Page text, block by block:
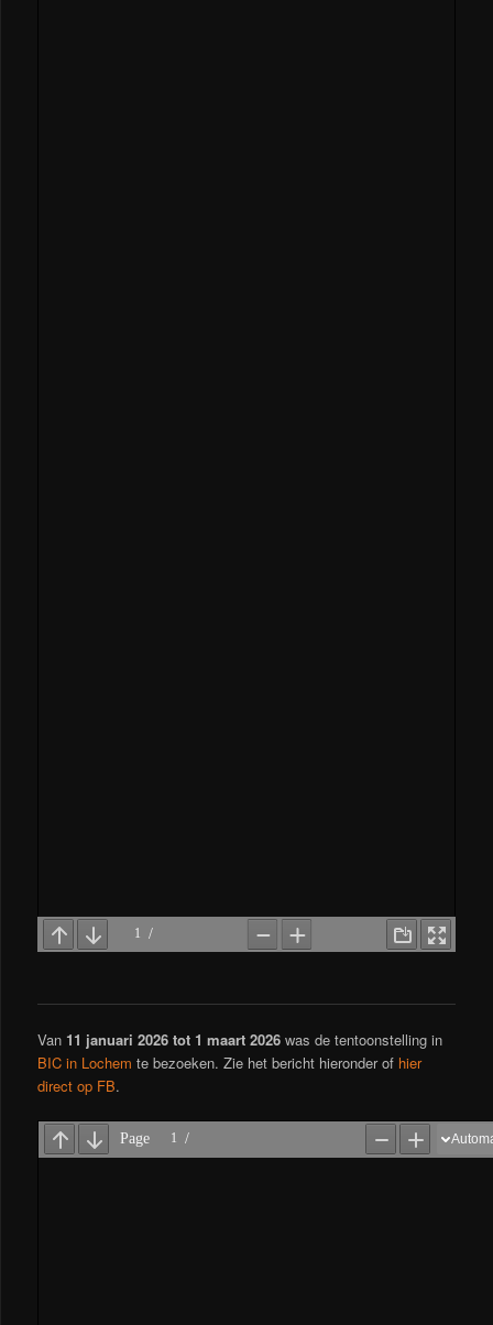
Van 11 januari 2026 tot 1 maart 2026 was de tentoonstelling in
BIC in Lochem te bezoeken. Zie het bericht hieronder of hier
direct op FB.